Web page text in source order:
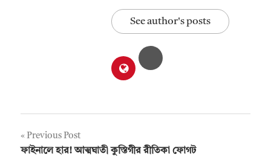
See author's posts
Post
Previous Post
ফাইনালে হার! আত্মঘাতী কুস্তিগীর রীতিকা ফোগট